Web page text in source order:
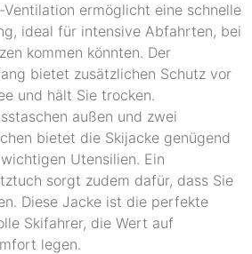
ermöglicht eine schnelle
ideal für intensive Abfahrten, bei
kommen könnten. Der
bietet zusätzlichen Schutz vor
und hält Sie trocken.
außen und zwei
bietet die Skijacke genügend
Utensilien. Ein
sorgt zudem dafür, dass Sie
Diese Jacke ist die perfekte
Skifahrer, die Wert auf
legen.